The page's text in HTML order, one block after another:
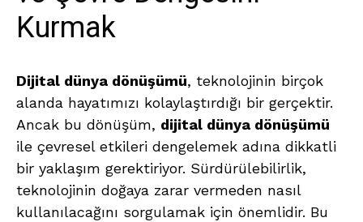
Kurmak
Dijital dünya dönüşümü, teknolojinin birçok
alanda hayatımızı kolaylaştırdığı bir gerçektir.
Ancak bu dönüşüm, dijital dünya dönüşümü
ile çevresel etkileri dengelemek adına dikkatli
bir yaklaşım gerektiriyor. Sürdürülebilirlik,
teknolojinin doğaya zarar vermeden nasıl
kullanılacağını sorgulamak için önemlidir. Bu